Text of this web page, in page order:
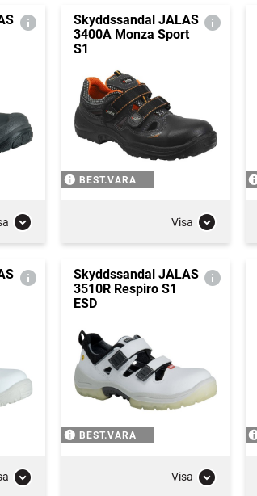
Skyddssandal JALAS
3400A Monza Sport
S1
BEST.VARA
Visa
Skyddssandal JALAS
3510R Respiro S1
ESD
BEST.VARA
Visa